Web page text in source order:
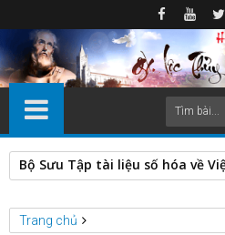
Bộ Sưu Tập tài liệu số hóa về
Trang chủ